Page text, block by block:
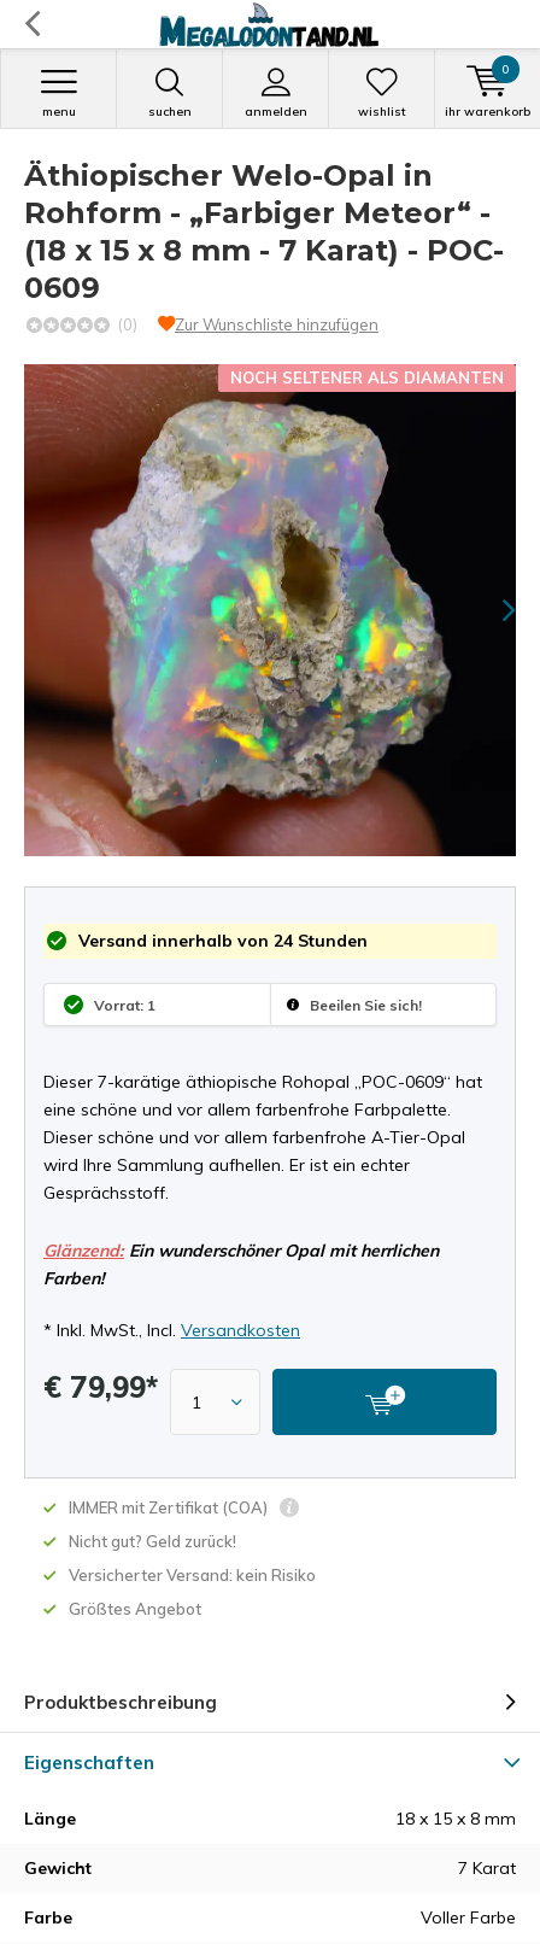
suchen anmelden
menu wishlist ihr warenkorb
0
Äthiopischer Welo-Opal in
Rohform - „Farbiger Meteor“ -
(18 x 15 x 8 mm - 7 Karat) - POC-
0609
(0) Zur Wunschliste hinzufügen
NOCH SELTENER ALS DIAMANTEN
Versand innerhalb von 24 Stunden
Vorrat: 1 Beeilen Sie sich!
Dieser 7-karätige äthiopische Rohopal „POC-0609“ hat
eine schöne und vor allem farbenfrohe Farbpalette.
Dieser schöne und vor allem farbenfrohe A-Tier-Opal
wird Ihre Sammlung aufhellen. Er ist ein echter
Gesprächsstoff.
Glänzend:Ein wunderschöner Opal mit herrlichen
Farben!
* Inkl. MwSt., Incl. Versandkosten
€ 79,99*
IMMER mit Zertifikat (COA)
Nicht gut? Geld zurück!
Versicherter Versand: kein Risiko
Größtes Angebot
Produktbeschreibung
Eigenschaften
Länge 18 x 15 x 8 mm
Gewicht 7 Karat
Farbe Voller Farbe